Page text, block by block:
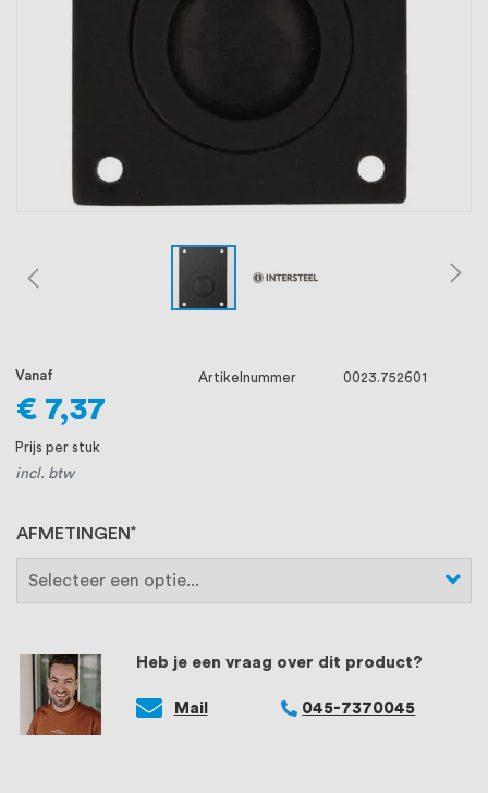
ons voorop, want we geloven dat een
goede relatie met onze klanten het
verschil maakt.
Heb je een vraag over dit product?
Mail 045-7370045
AFMETINGEN
Vanaf
€ 7,37
Prijs per stuk
incl. btw
Artikelnummer 0023.752601